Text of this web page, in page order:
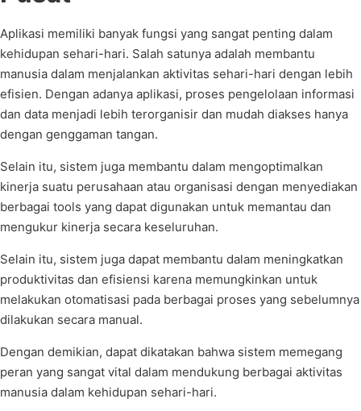
Aplikasi memiliki banyak fungsi yang sangat penting dalam
kehidupan sehari-hari. Salah satunya adalah membantu
manusia dalam menjalankan aktivitas sehari-hari dengan lebih
efisien. Dengan adanya aplikasi, proses pengelolaan informasi
dan data menjadi lebih terorganisir dan mudah diakses hanya
dengan genggaman tangan.
Selain itu, sistem juga membantu dalam mengoptimalkan
kinerja suatu perusahaan atau organisasi dengan menyediakan
berbagai tools yang dapat digunakan untuk memantau dan
mengukur kinerja secara keseluruhan.
Selain itu, sistem juga dapat membantu dalam meningkatkan
produktivitas dan efisiensi karena memungkinkan untuk
melakukan otomatisasi pada berbagai proses yang sebelumnya
dilakukan secara manual.
Dengan demikian, dapat dikatakan bahwa sistem memegang
peran yang sangat vital dalam mendukung berbagai aktivitas
manusia dalam kehidupan sehari-hari.